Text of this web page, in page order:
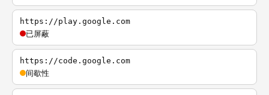
https://play.google.com
已屏蔽
https://code.google.com
间歇性